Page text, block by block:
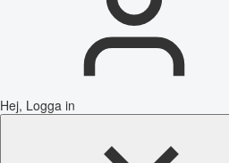
Hej, Logga in